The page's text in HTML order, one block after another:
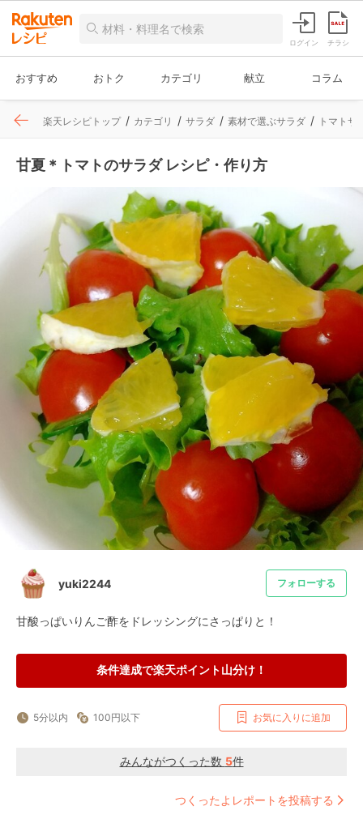
ログイン チラシ
おすすめ おトク カテゴリ 献立 コラム
楽天レシピトップ カテゴリ サラダ 素材で選ぶサラダ トマトサ
甘夏＊トマトのサラダ レシピ・作り方
yuki2244 フォローする
甘酸っぱいりんご酢をドレッシングにさっぱりと！
条件達成で楽天ポイント山分け！
5分以内 100円以下 お気に入りに追加
みんながつくった数 5件
つくったよレポートを投稿する